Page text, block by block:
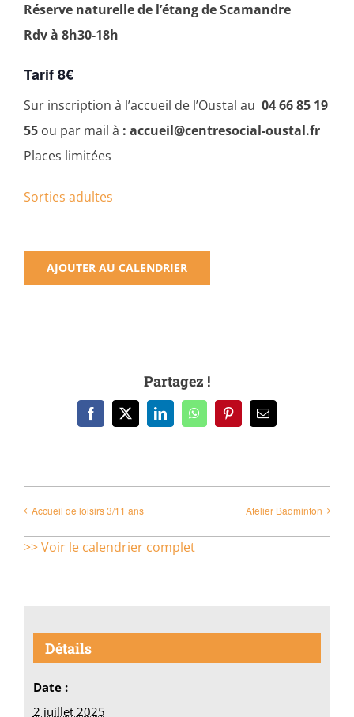
Réserve naturelle de l’étang de Scamandre
Rdv à 8h30-18h
Tarif 8€
Sur inscription à l’accueil de l’Oustal au 04 66 85 19
55 ou par mail à : accueil@centresocial-oustal.fr
Places limitées
Sorties adultes
AJOUTER AU CALENDRIER
Partagez !
Facebook
X LinkedInWhatsAppPinterestEmail
Accueil de loisirs 3/11 ans Atelier Badminton
>> Voir le calendrier complet
Détails
Date :
2 juillet 2025